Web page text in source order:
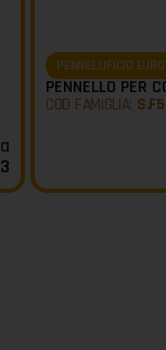
PENNELLIFICIO
PENNELLO PER
COD FAMIGLIA: